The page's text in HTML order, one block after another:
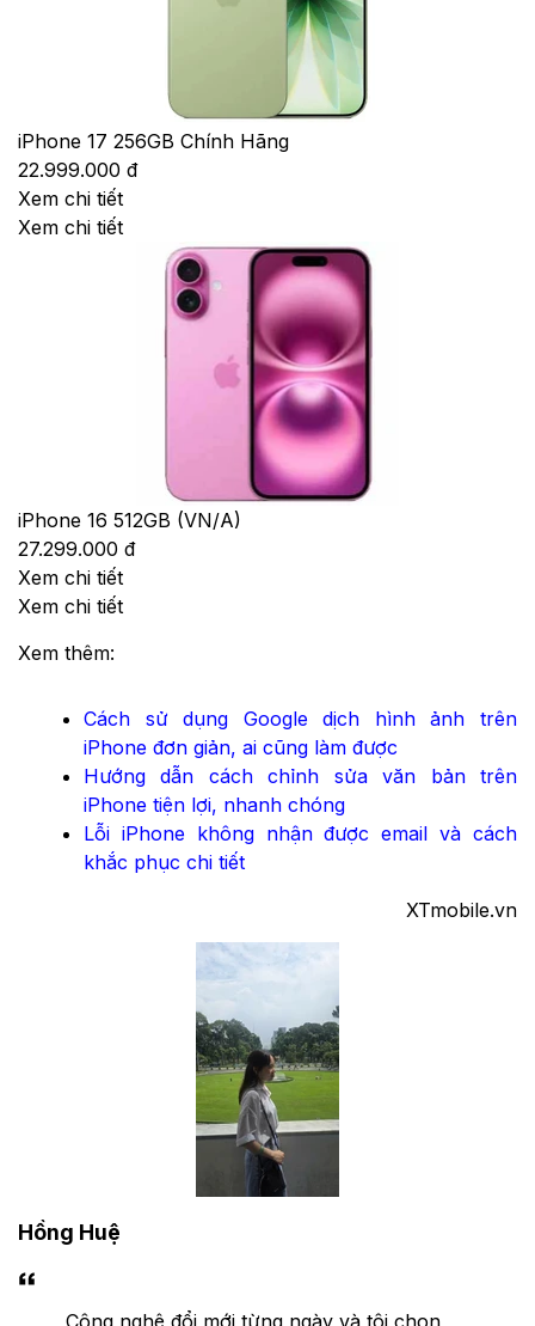
iPhone 17 256GB Chính Hãng
22.999.000 đ
Xem chi tiết
Xem chi tiết
iPhone 16 512GB (VN/A)
27.299.000 đ
Xem chi tiết
Xem chi tiết
Xem thêm:
Cách sử dụng Google dịch hình ảnh trên
iPhone đơn giản, ai cũng làm được
Hướng dẫn cách chỉnh sửa văn bản trên
iPhone tiện lợi, nhanh chóng
Lỗi iPhone không nhận được email và cách
khắc phục chi tiết
XTmobile.vn
Hồng Huệ
Công nghệ đổi mới từng ngày và tôi chọn